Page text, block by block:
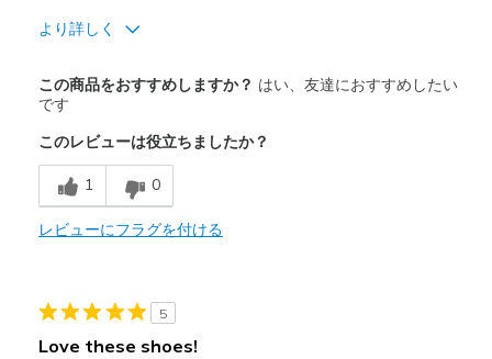
より詳しく
Attractive Design
Comfortable
Stylish
以下に最適
Going Out
Width Feels true to width
この商品をおすすめしますか？ はい、友達におすすめしたい
です
このレビューは役立ちましたか？
1 0
レビューにフラグを付ける
5
Love these shoes!